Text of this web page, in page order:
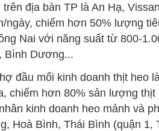
địa bàn TP là An Hạ,
ngày, chiếm hơn 50% lượng
Nai với năng suất từ 800-
Bình Dương...
đầu mối kinh doanh thịt heo
chiếm hơn 80% sản lượng
kinh doanh heo mảnh và
Hoà Bình, Thái Bình (quận 1,